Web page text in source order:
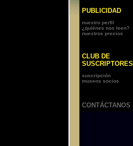
PUBLICIDAD
nuestro perfil
¿quiénes nos leen?
nuestros precios
CLUB DE
SUSCRIPTORES
suscripción
museos socios
CONTÁCTANOS